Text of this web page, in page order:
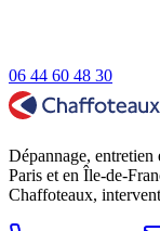
06 44 60 48 30
Dépannage,
Paris et en Île-de-
Chaffoteaux,